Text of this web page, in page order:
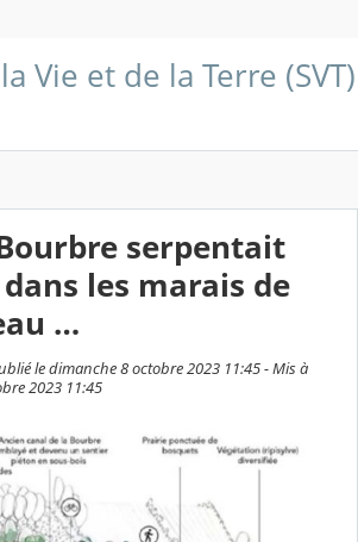
Vie et de la Terre (SVT)
serpentait
les marais de
…
le dimanche 8 octobre 2023 11:45 - Mis à
2023 11:45